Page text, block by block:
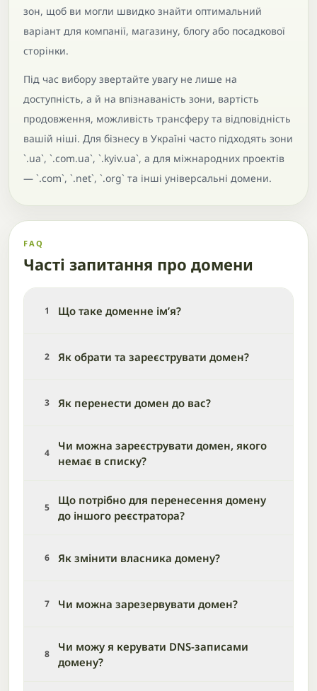
зон, щоб ви могли швидко знайти оптимальний
варіант для компанії, магазину, блогу або посадкової
сторінки.
Під час вибору звертайте увагу не лише на
доступність, а й на впізнаваність зони, вартість
продовження, можливість трансферу та відповідність
вашій ніші. Для бізнесу в Україні часто підходять зони
`.ua`, `.com.ua`, `.kyiv.ua`, а для міжнародних проектів
— `.com`, `.net`, `.org` та інші універсальні домени.
FAQ
Часті запитання про домени
1 Що таке доменне ім’я?
2 Як обрати та зареєструвати домен?
3 Як перенести домен до вас?
4
Чи можна зареєструвати домен, якого
немає в списку?
5
Що потрібно для перенесення домену
до іншого реєстратора?
6 Як змінити власника домену?
7 Чи можна зарезервувати домен?
8
Чи можу я керувати DNS-записами
домену?